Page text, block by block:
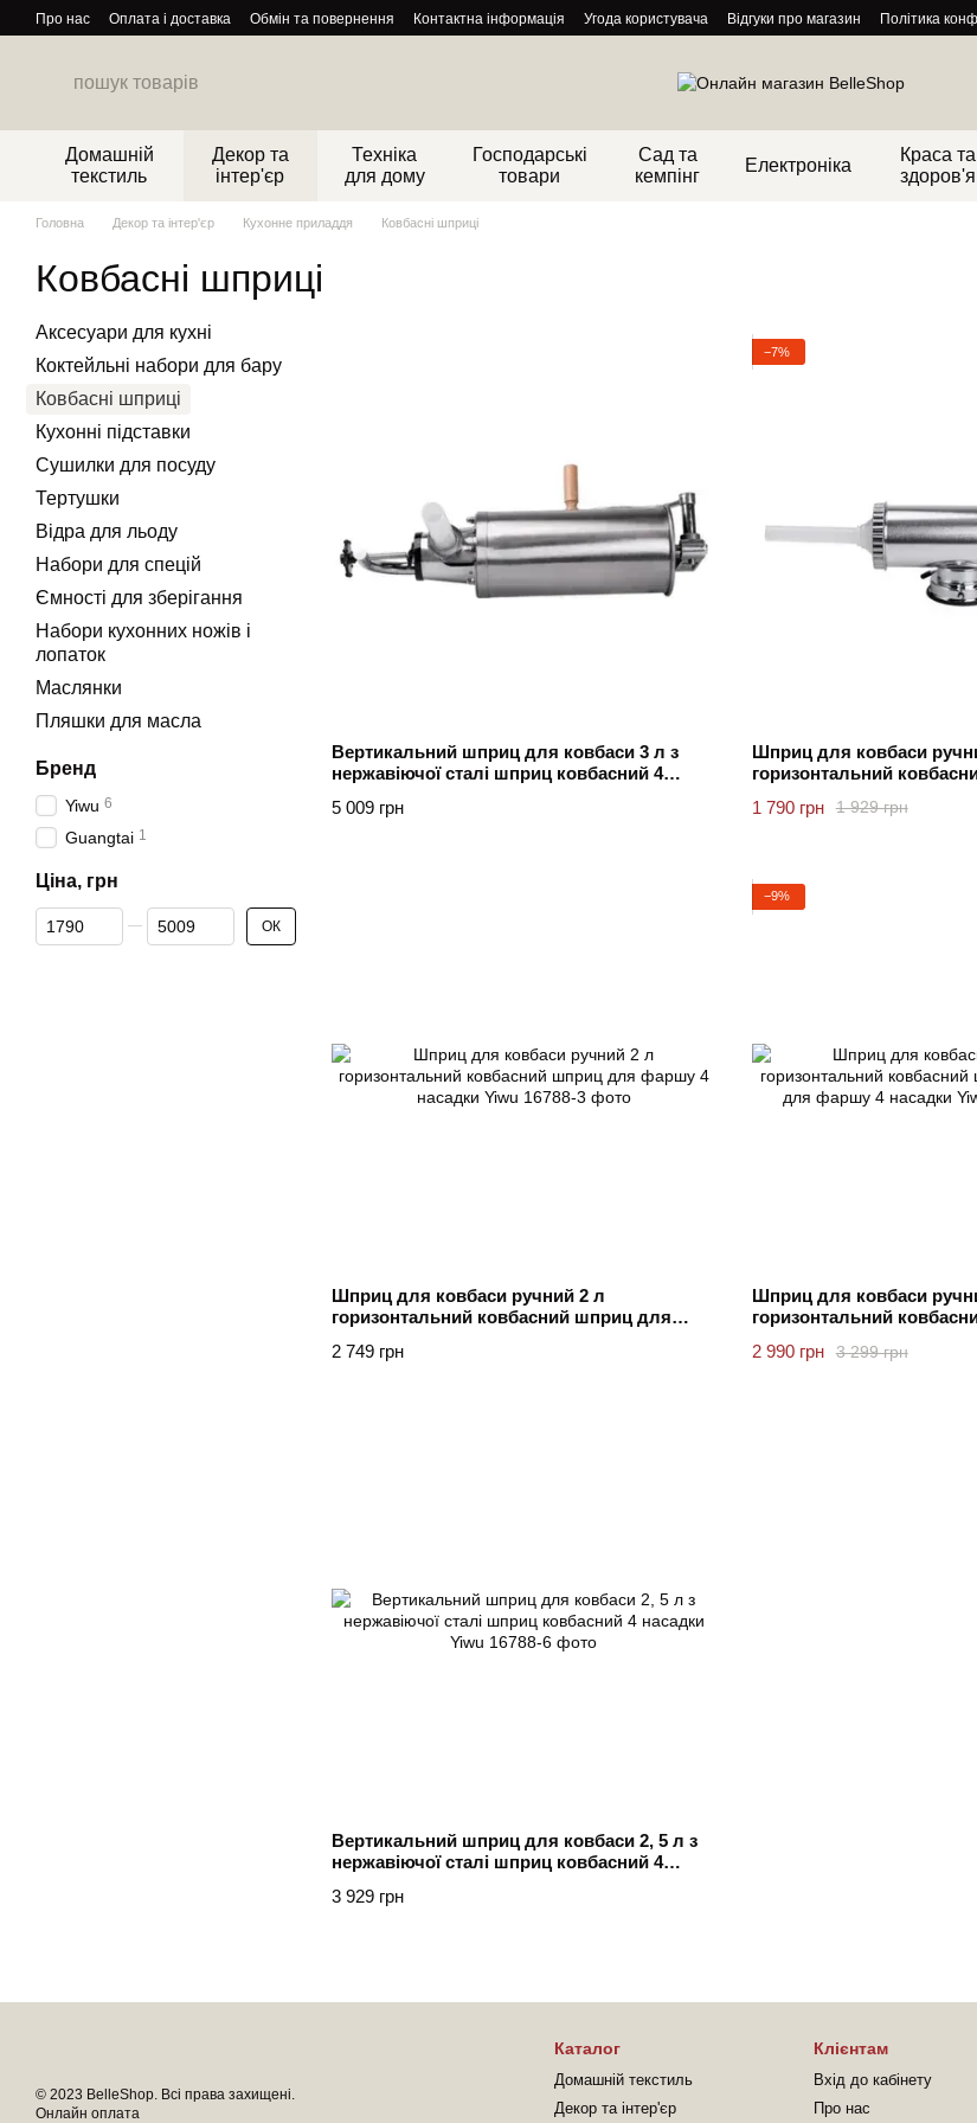
Перейти до основного контенту
Про нас Оплата і доставка Обмін та повернення Контактна інформація Угода користувача Відгуки про магазин Політика
Домашній
текстиль
Декор та
інтер'єр
Техніка
для дому
Господарські
товари
Сад та
кемпінг
Електроніка
Краса та
здоров'я
Головна Декор та інтер'єр Кухонне приладдя Ковбасні шприці
Ковбасні шприці
Вертикальний шприц для ковбаси 3 л з
нержавіючої сталі шприц ковбасний 4
5 009 грн
−7%
Шприц для ковбаси
горизонтальний
1 929 грн
1 790 грн
Шприц для ковбаси ручний 2 л
горизонтальний ковбасний шприц для
2 749 грн
−9%
Шприц для ковбаси
горизонтальний
3 299 грн
2 990 грн
Вертикальний шприц для ковбаси 2, 5 л з
нержавіючої сталі шприц ковбасний 4
3 929 грн
Аксесуари для кухні
Коктейльні набори для бару
Ковбасні шприці
Кухонні підставки
Сушилки для посуду
Тертушки
Відра для льоду
Набори для спецій
Ємності для зберігання
Набори кухонних ножів і
лопаток
Маслянки
Пляшки для масла
Бренд
Yiwu 6
Guangtai 1
Ціна, грн
Від Ціна, грн
До Ціна, грн ОК
© 2023 BelleShop. Всі права захищені.
Онлайн оплата
Каталог
Домашній текстиль
Декор та інтер'єр
Клієнтам
Вхід до кабінету
Про нас